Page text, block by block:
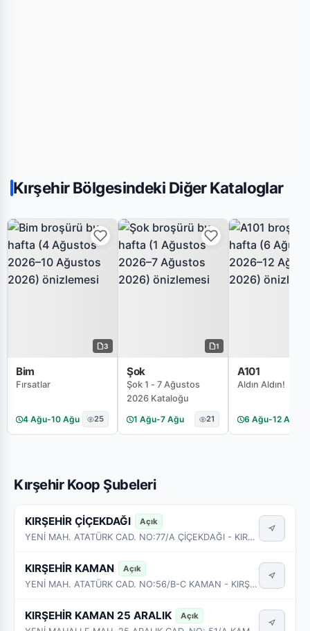
Kırşehir Bölgesindeki Diğer Kataloglar
3
Bim
Fırsatlar
4 Ağu-10 Ağu 25
1
Şok
Şok 1 - 7 Ağustos
2026 Kataloğu
1 Ağu-7 Ağu 21
A101
Aldın Aldın!
6 Ağu-12 Ağu
Kırşehir Koop Şubeleri
KIRŞEHİR ÇİÇEKDAĞI Açık
YENİ MAH. ATATÜRK CAD. NO:77/A ÇİÇEKDAĞI - KIRŞEHİR
KIRŞEHİR KAMAN Açık
YENİ MAH. ATATÜRK CAD. NO:56/B-C KAMAN - KIRŞEHİR
KIRŞEHİR KAMAN 25 ARALIK Açık